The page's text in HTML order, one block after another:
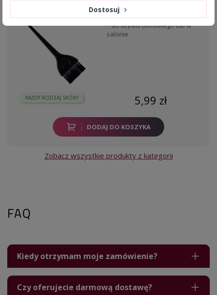
KAŻDY RODZAJ SKÓRY
Dla kogo?
do użytku domowego lub w
salonie
5,99 zł
DODAJ DO KOSZYKA
Zobacz wszystkie produkty z kategorii
FAQ
Kiedy otrzymam moje zamówienie?
Czy oferujecie darmową dostawę?
Dostosuj